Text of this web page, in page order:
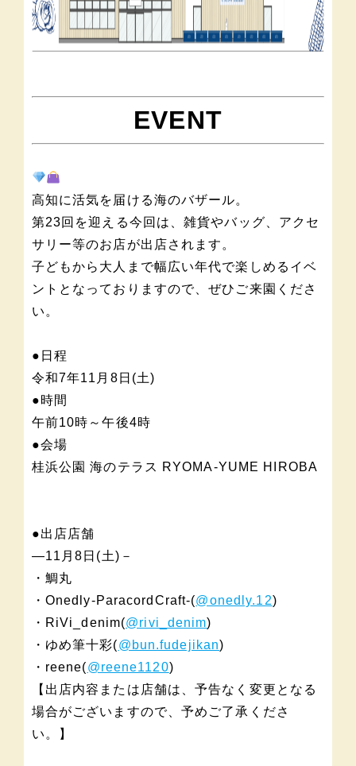
EVENT
高知に活気を届ける海のバザール。
第23回を迎える今回は、雑貨やバッグ、アクセ
サリー等のお店が出店されます。
子どもから大人まで幅広い年代で楽しめるイベ
ントとなっておりますので、ぜひご来園くださ
い。
●日程
令和7年11月8日(土)
●時間
午前10時～午後4時
●会場
桂浜公園 海のテラス RYOMA-YUME HIROBA
●出店店舗
―11月8日(土)－
・鯛丸
・Onedly-ParacordCraft-(@onedly.12)
・RiVi_denim(@rivi_denim)
・ゆめ筆十彩(@bun.fudejikan)
・reene(@reene1120)
【出店内容または店舗は、予告なく変更となる
場合がございますので、予めご了承くださ
い。】